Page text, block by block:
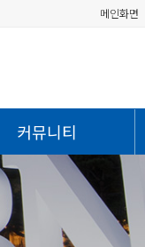
메인화면
커뮤니티